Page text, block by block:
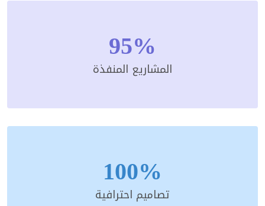
95%
المشاريع المنفذة
100%
تصاميم احترافية